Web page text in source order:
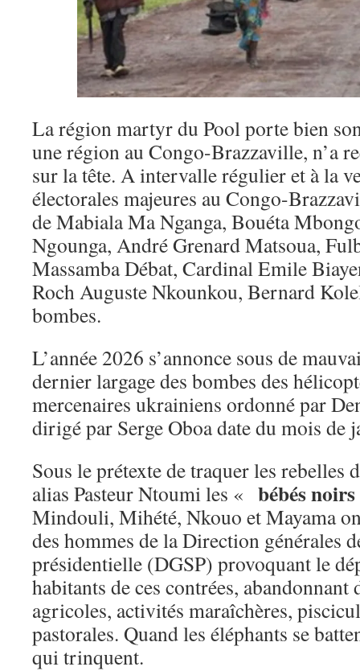
La région martyr du Pool porte bien
une région au Congo-Brazzaville, n’a
sur la tête. A intervalle régulier et à la
électorales majeures au Congo-
de Mabiala Ma Nganga, Bouéta
Ngounga, André Grenard Matsoua,
Massamba Débat, Cardinal Emile
Roch Auguste Nkounkou, Bernard
bombes.
L’année 2026 s’annonce sous de
dernier largage des bombes des
mercenaires ukrainiens ordonné par
dirigé par Serge Oboa date du mois de
Sous le prétexte de traquer les rebelles
alias Pasteur Ntoumi les « bébés
Mindouli, Mihété, Nkouo et Mayama
des hommes de la Direction générales
présidentielle (DGSP) provoquant le
habitants de ces contrées,
agricoles, activités maraîchères,
pastorales. Quand les éléphants se
qui trinquent.